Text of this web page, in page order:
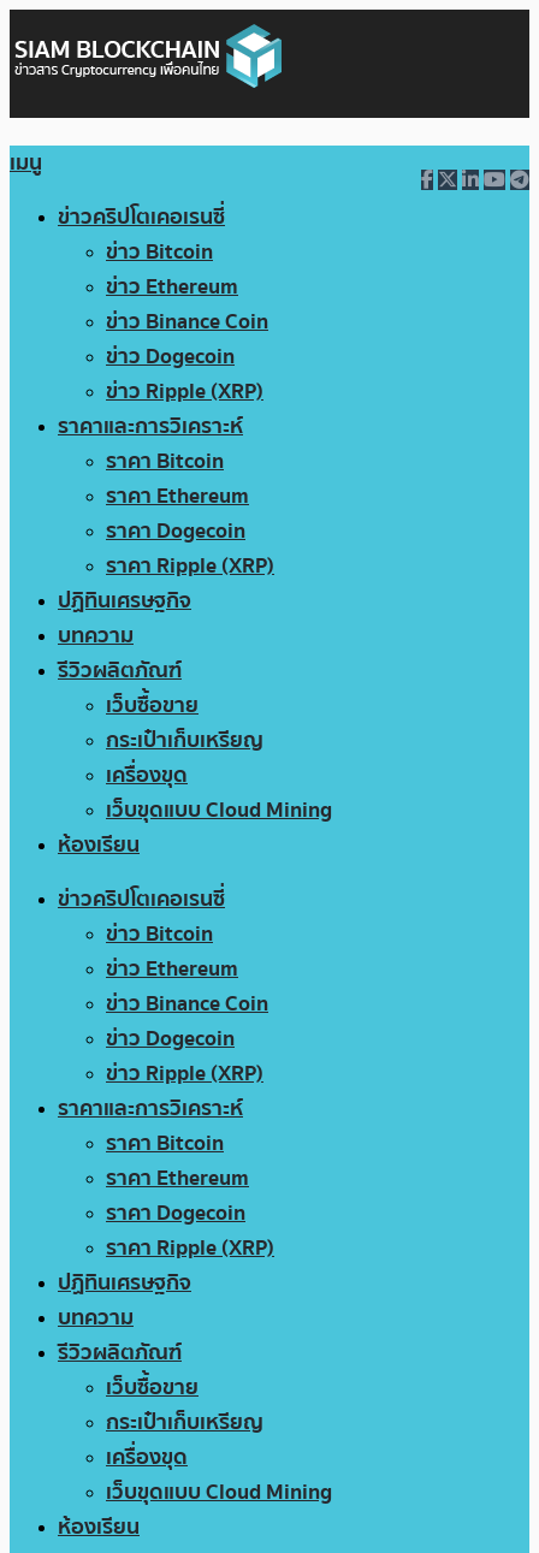
เมนู
ข่าวคริปโตเคอเรนซี่
ข่าว Bitcoin
ข่าว Ethereum
ข่าว Binance Coin
ข่าว Dogecoin
ข่าว Ripple (XRP)
ราคาและการวิเคราะห์
ราคา Bitcoin
ราคา Ethereum
ราคา Dogecoin
ราคา Ripple (XRP)
ปฏิทินเศรษฐกิจ
บทความ
รีวิวผลิตภัณฑ์
เว็บซื้อขาย
กระเป๋าเก็บเหรียญ
เครื่องขุด
เว็บขุดแบบ Cloud Mining
ห้องเรียน
ข่าวคริปโตเคอเรนซี่
ข่าว Bitcoin
ข่าว Ethereum
ข่าว Binance Coin
ข่าว Dogecoin
ข่าว Ripple (XRP)
ราคาและการวิเคราะห์
ราคา Bitcoin
ราคา Ethereum
ราคา Dogecoin
ราคา Ripple (XRP)
ปฏิทินเศรษฐกิจ
บทความ
รีวิวผลิตภัณฑ์
เว็บซื้อขาย
กระเป๋าเก็บเหรียญ
เครื่องขุด
เว็บขุดแบบ Cloud Mining
ห้องเรียน